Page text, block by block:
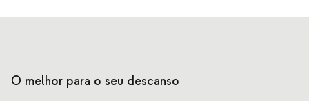
O melhor para o seu descanso